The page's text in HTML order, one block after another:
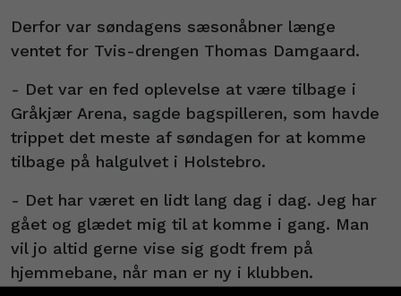
Derfor var søndagens sæsonåbner længe
ventet for Tvis-drengen Thomas Damgaard.
- Det var en fed oplevelse at være tilbage i
Gråkjær Arena, sagde bagspilleren, som havde
trippet det meste af søndagen for at komme
tilbage på halgulvet i Holstebro.
- Det har været en lidt lang dag i dag. Jeg har
gået og glædet mig til at komme i gang. Man
vil jo altid gerne vise sig godt frem på
hjemmebane, når man er ny i klubben.